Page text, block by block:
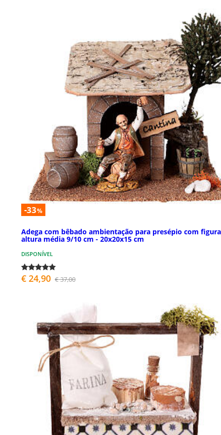
-33%
Adega com bêbado ambientação para presépio com
altura média 9/10 cm - 20x20x15 cm
DISPONÍVEL
€ 24,90 € 37,00